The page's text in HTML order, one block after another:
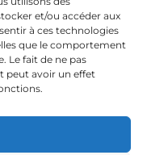
et/ou accéder aux
à ces technologies
que le comportement
Le fait de ne pas
peut avoir un effet